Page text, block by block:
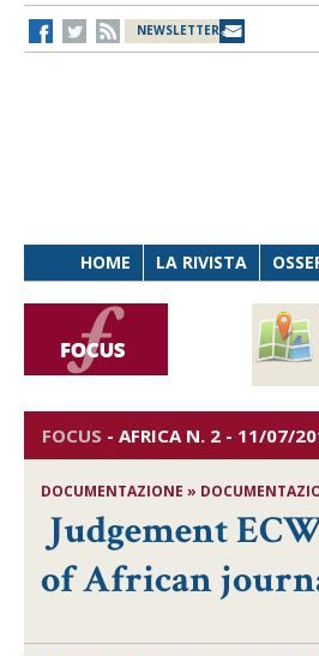
NEWSLETTER
HOME LA RIVISTA
FOCUS - AFRICAN. 2 - 11/07/
DOCUMENTAZIONE »
Judgement
of African